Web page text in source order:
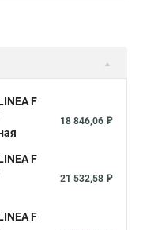
F
18 846,06 ₽
F
21 532,58 ₽
F